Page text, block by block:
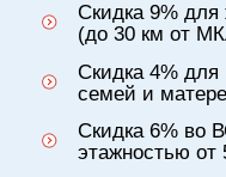
Скидка 9% для
(до 30 км от
Скидка 4% для
семей и
Скидка 6% во
этажностью от